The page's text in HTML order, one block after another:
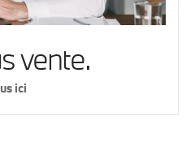
vente.
ici